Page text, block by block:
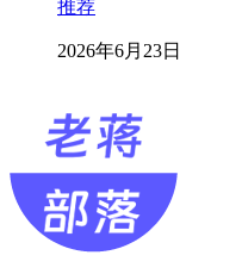
推荐
2026年6月23日